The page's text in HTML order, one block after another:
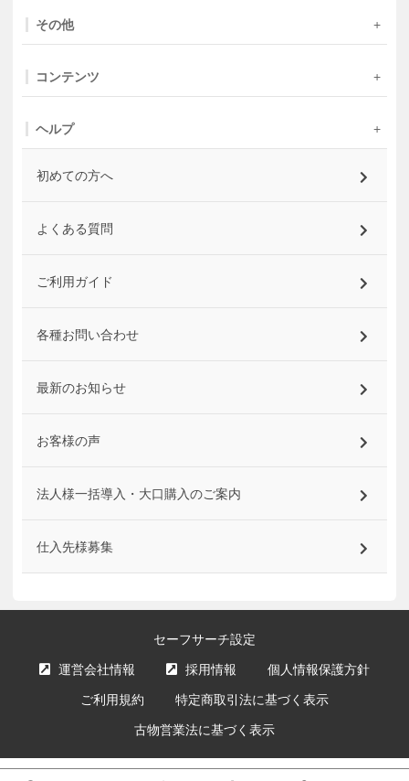
その他
コンテンツ
ヘルプ
初めての方へ
よくある質問
ご利用ガイド
各種お問い合わせ
最新のお知らせ
お客様の声
法人様一括導入・大口購入のご案内
仕入先様募集
セーフサーチ設定
運営会社情報 採用情報 個人情報保護方針
ご利用規約 特定商取引法に基づく表示
古物営業法に基づく表示